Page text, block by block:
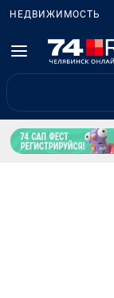
НЕДВИЖИМОСТЬ